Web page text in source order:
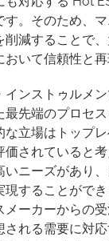
す。そのため、
削減することで
いて信頼性と再
インストゥルメ
先端のプロセス
な立場はトップ
されていると
いニーズがあり
現することがで
メーカーからの
される需要に対